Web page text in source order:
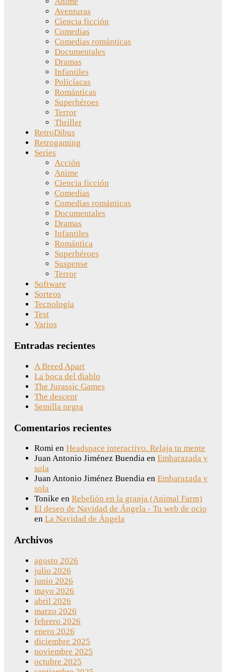
Aventuras
Ciencia ficción
Comedias
Comedias románticas
Documentales
Dramas
Infantiles
Policíacas
Románticas
Superhéroes
Terror
Thriller
RetroDibus
Retrogaming
Series
Acción
Anime
Ciencia ficción
Comedias
Comedias románticas
Documentales
Dramas
Infantiles
Romántica
Superhéroes
Suspense
Terror
Software
Sorteos
Tecnología
Test
Varios
Entradas recientes
A Breed Apart
La boca del diablo
The Jurassic Games
The descent
Semilla negra
Comentarios recientes
Romi en Headspace interactivo. Relaja tu mente
Juan Antonio Jiménez Buendia en Embarazada y
sola
Juan Antonio Jiménez Buendia en Embarazada y
sola
Tonike en Rebelión en la granja (Animal Farm)
El deseo de Navidad de Ángela - Tu web de ocio
en La Navidad de Ángela
Archivos
agosto 2026
julio 2026
junio 2026
mayo 2026
abril 2026
marzo 2026
febrero 2026
enero 2026
diciembre 2025
noviembre 2025
octubre 2025